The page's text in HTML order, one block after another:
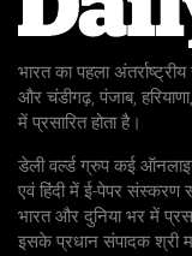
भारत का पहला
और चंडीगढ़, पंजाब,
में प्रसारित होता है।
डेली वर्ल्ड ग्रुप कई
एवं हिंदी में ई-पेपर
भारत और दुनिया भर में
इसके प्रधान संपादक श्री